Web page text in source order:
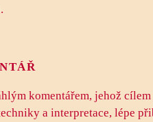
komentářem, jehož
a interpretace, lépe